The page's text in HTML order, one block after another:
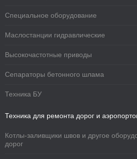
Специальное оборудование
Маслостанции гидравлические
Высокочастотные приводы
Сепараторы бетонного шлама
Техника БУ
Техника для ремонта дорог и
Котлы-заливщики швов и другое
дорог